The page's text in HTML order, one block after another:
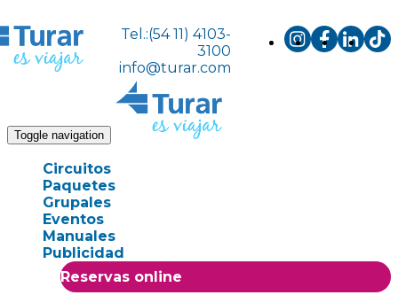
Tel.:(54 11) 4103-
3100
info@turar.com
Toggle navigation
Circuitos
Paquetes
Grupales
Eventos
Manuales
Publicidad
Reservas online